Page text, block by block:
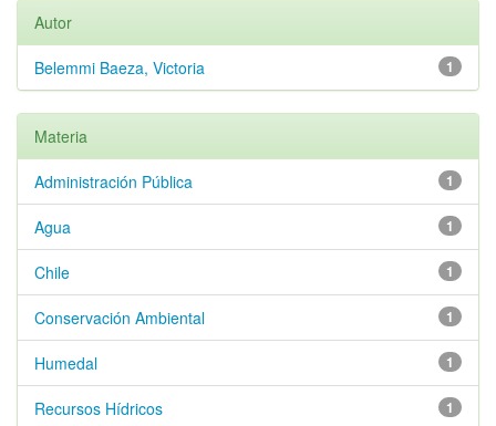
Autor
1
Belemmi Baeza, Victoria
Materia
1
Administración Pública
1
Agua
1
Chile
1
Conservación Ambiental
1
Humedal
1
Recursos Hídricos